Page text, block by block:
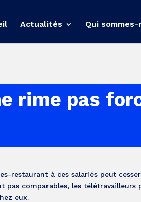
Actualités Qui sommes-
rime pas
restaurant à ces salariés peut
pas comparables, les
eux.